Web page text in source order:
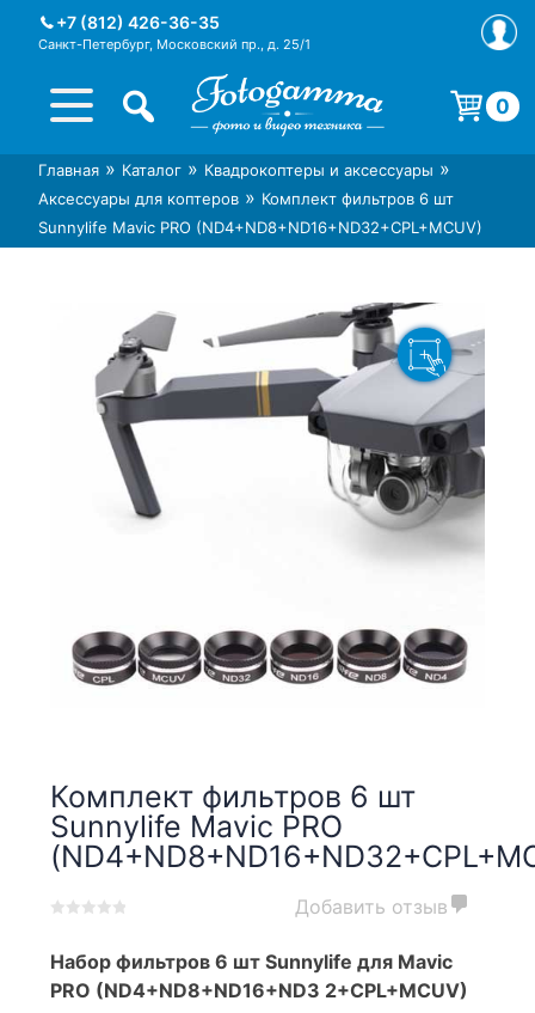
+7 (812) 426-36-35
Санкт-Петербург, Московский пр., д. 25/1
Интернет-магазин фототехники
Foto-Gamma в СПб
Магазин фотоаксессуаров foto-
gamma.ru
0
Корзина пуста.
Главная » Каталог » Квадрокоптеры и аксессуары »
Аксессуары для коптеров » Комплект фильтров 6 шт
Sunnylife Mavic PRO (ND4+ND8+ND16+ND32+CPL+MCUV)
Комплект фильтров 6 шт
Sunnylife Mavic PRO
of
based
Добавить отзыв
Набор фильтров 6 шт Sunnylife для Mavic
PRO (ND4+ND8+ND16+ND3 2+CPL+MCUV)